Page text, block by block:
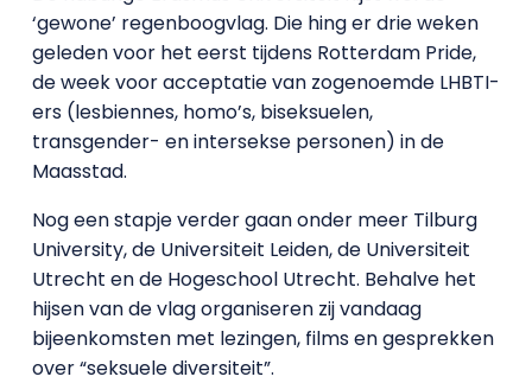
‘gewone’ regenboogvlag. Die hing er drie weken
geleden voor het eerst tijdens Rotterdam Pride,
de week voor acceptatie van zogenoemde LHBTI-
ers (lesbiennes, homo’s, biseksuelen,
transgender- en intersekse personen) in de
Maasstad.
Nog een stapje verder gaan onder meer Tilburg
University, de Universiteit Leiden, de Universiteit
Utrecht en de Hogeschool Utrecht. Behalve het
hijsen van de vlag organiseren zij vandaag
bijeenkomsten met lezingen, films en gesprekken
over “seksuele diversiteit”.